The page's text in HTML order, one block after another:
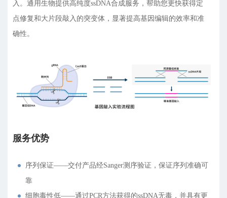
入。通用生物提供高纯度ssDNA合成服务，帮助您更快获得定
点修复和大片段敲入的突变体，显著提高基因编辑的效率和准
确性。
服务优势
序列保证——交付产品经Sanger测序验证，保证序列准确可
靠
细胞毒性低——通过PCR方法获得的ssDNA无毒，并具有更